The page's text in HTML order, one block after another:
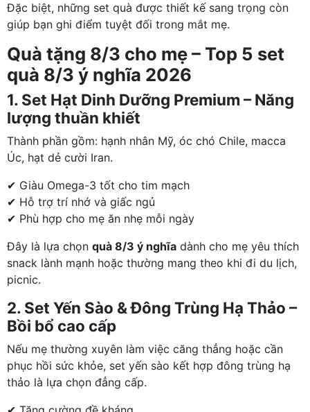
Đặc biệt, những set quà được thiết kế sang trọng còn
giúp bạn ghi điểm tuyệt đối trong mắt mẹ.
Quà tặng 8/3 cho mẹ – Top 5 set
quà 8/3 ý nghĩa 2026
1. Set Hạt Dinh Dưỡng Premium – Năng
lượng thuần khiết
Thành phần gồm: hạnh nhân Mỹ, óc chó Chile, macca
Úc, hạt dẻ cười Iran.
✔ Giàu Omega-3 tốt cho tim mạch
✔ Hỗ trợ trí nhớ và giấc ngủ
✔ Phù hợp cho mẹ ăn nhẹ mỗi ngày
Đây là lựa chọn quà 8/3 ý nghĩa dành cho mẹ yêu thích
snack lành mạnh hoặc thường mang theo khi đi du lịch,
picnic.
2. Set Yến Sào & Đông Trùng Hạ Thảo –
Bồi bổ cao cấp
Nếu mẹ thường xuyên làm việc căng thẳng hoặc cần
phục hồi sức khỏe, set yến sào kết hợp đông trùng hạ
thảo là lựa chọn đẳng cấp.